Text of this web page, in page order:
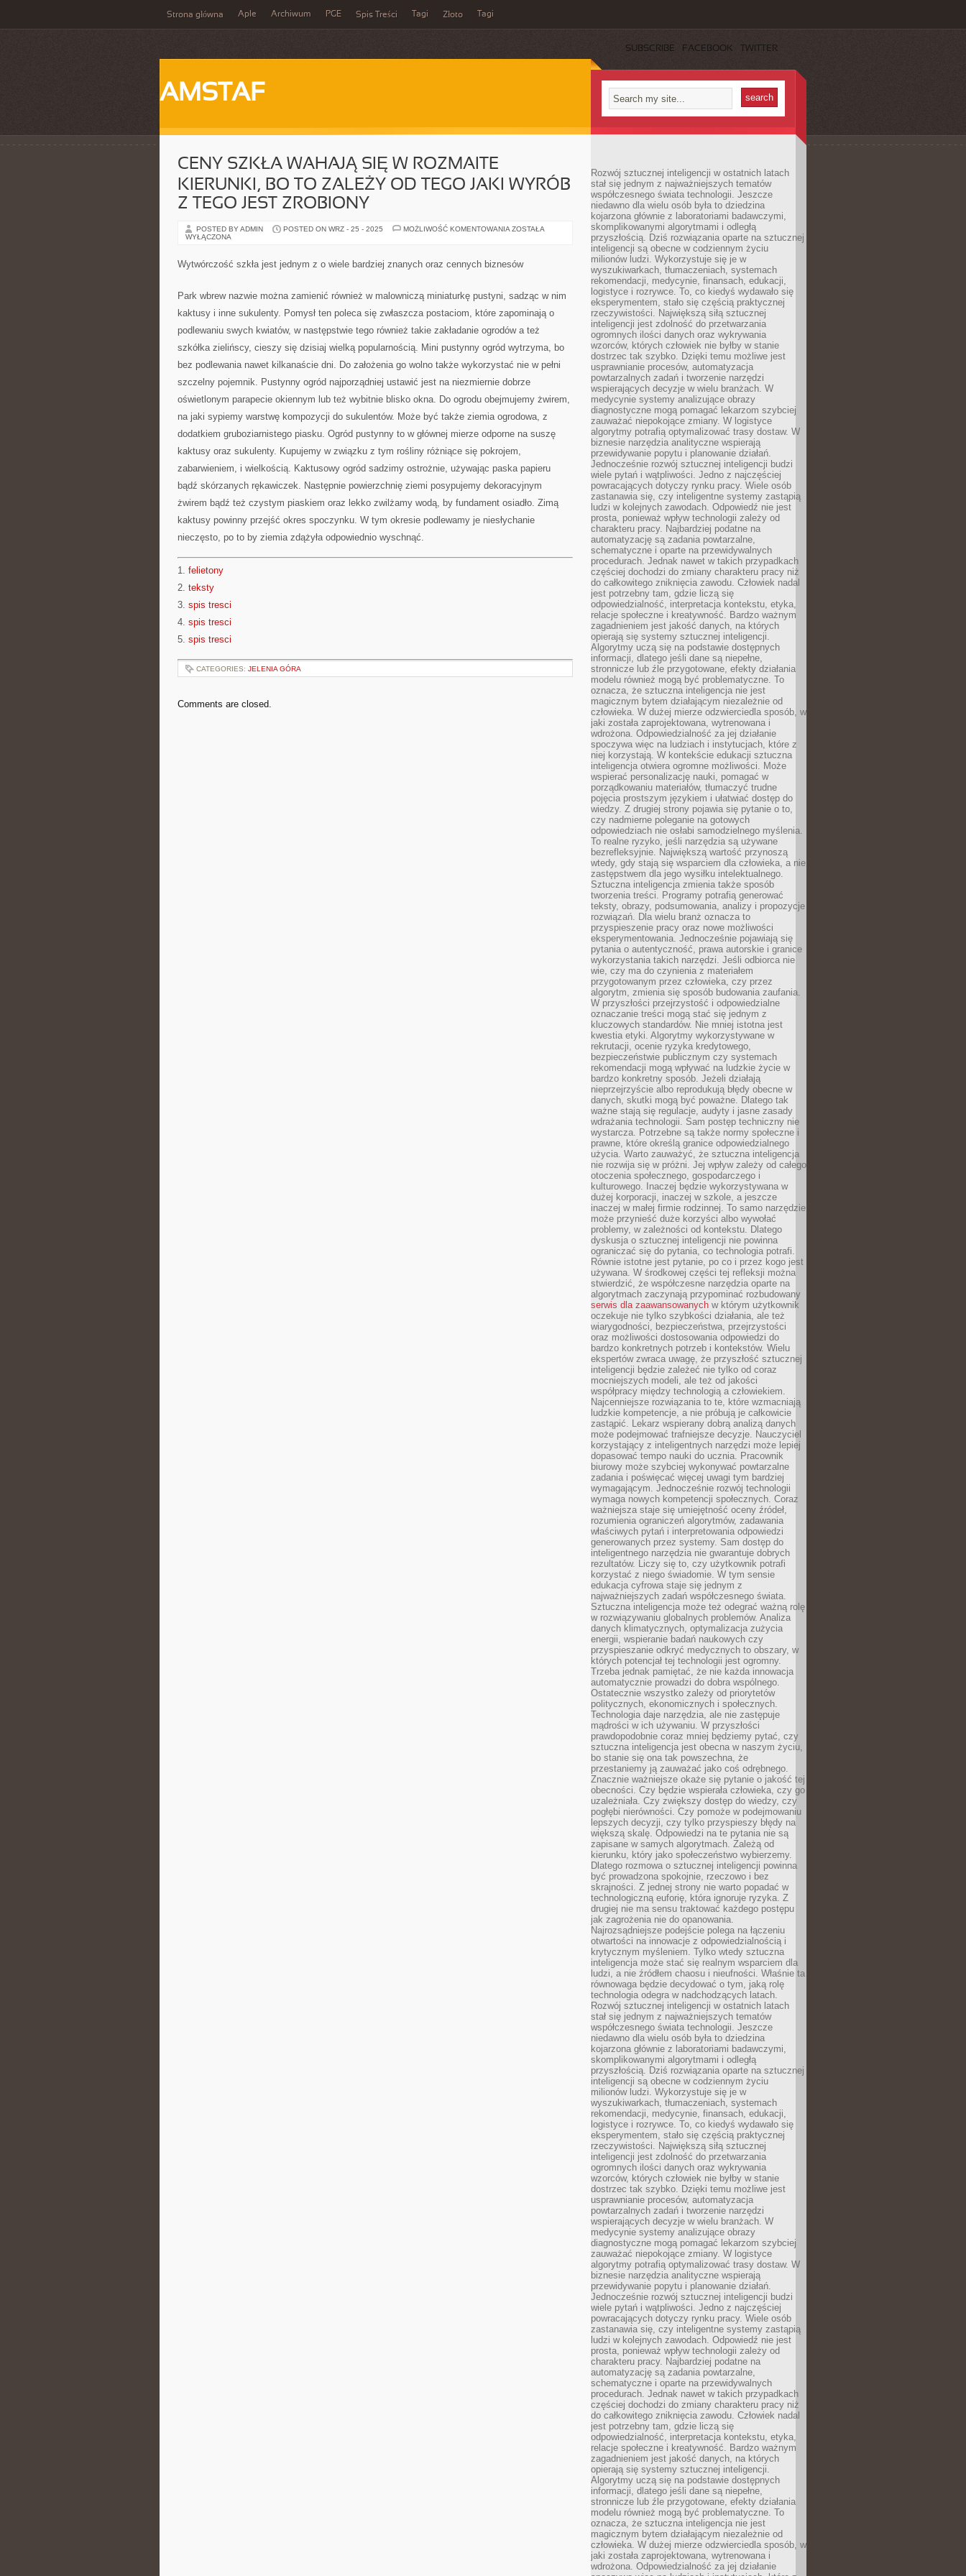
Strona główna Aple Archiwum PGE Spis Treści Tagi Złoto Tagi
SUBSCRIBE FACEBOOK TWITTER
AMSTAF
CENY SZKŁA WAHAJĄ SIĘ W ROZMAITE
KIERUNKI, BO TO ZALEŻY OD TEGO JAKI WYRÓB
Z TEGO JEST ZROBIONY
POSTED BY ADMIN POSTED ON WRZ - 25 - 2025 MOŻLIWOŚĆ KOMENTOWANIA CENY
W
ROZMAITE
ZALEŻY
TEGO
WYRÓB
TEGO
JEST
ZROBIONY
ZOSTAŁA
WYŁĄCZONA
Wytwórczość szkła jest jednym z o wiele bardziej znanych oraz cennych biznesów
Park wbrew nazwie można zamienić również w malowniczą miniaturkę pustyni, sadząc w nim
kaktusy i inne sukulenty. Pomysł ten poleca się zwłaszcza postaciom, które zapominają o
podlewaniu swych kwiatów, w następstwie tego również takie zakładanie ogrodów a też
szkółka zielińscy, cieszy się dzisiaj wielką popularnością. Mini pustynny ogród wytrzyma, bo
bez podlewania nawet kilkanaście dni. Do założenia go wolno także wykorzystać nie w pełni
szczelny pojemnik. Pustynny ogród najporządniej ustawić jest na niezmiernie dobrze
oświetlonym parapecie okiennym lub też wybitnie blisko okna. Do ogrodu obejmujemy żwirem,
na jaki sypiemy warstwę kompozycji do sukulentów. Może być także ziemia ogrodowa, z
dodatkiem gruboziarnistego piasku. Ogród pustynny to w głównej mierze odporne na suszę
kaktusy oraz sukulenty. Kupujemy w związku z tym rośliny różniące się pokrojem,
zabarwieniem, i wielkością. Kaktusowy ogród sadzimy ostrożnie, używając paska papieru
bądź skórzanych rękawiczek. Następnie powierzchnię ziemi posypujemy dekoracyjnym
żwirem bądź też czystym piaskiem oraz lekko zwilżamy wodą, by fundament osiadło. Zimą
kaktusy powinny przejść okres spoczynku. W tym okresie podlewamy je niesłychanie
nieczęsto, po to by ziemia zdążyła odpowiednio wyschnąć.
1. felietony
2. teksty
3. spis tresci
4. spis tresci
5. spis tresci
CATEGORIES: JELENIA GÓRA
Comments are closed.
Rozwój sztucznej inteligencji w ostatnich latach
stał się jednym z najważniejszych tematów
współczesnego świata technologii. Jeszcze
niedawno dla wielu osób była to dziedzina
kojarzona głównie z laboratoriami badawczymi,
skomplikowanymi algorytmami i odległą
przyszłością. Dziś rozwiązania oparte na sztucznej
inteligencji są obecne w codziennym życiu
milionów ludzi. Wykorzystuje się je w
wyszukiwarkach, tłumaczeniach, systemach
rekomendacji, medycynie, finansach, edukacji,
logistyce i rozrywce. To, co kiedyś wydawało się
eksperymentem, stało się częścią praktycznej
rzeczywistości. Największą siłą sztucznej
inteligencji jest zdolność do przetwarzania
ogromnych ilości danych oraz wykrywania
wzorców, których człowiek nie byłby w stanie
dostrzec tak szybko. Dzięki temu możliwe jest
usprawnianie procesów, automatyzacja
powtarzalnych zadań i tworzenie narzędzi
wspierających decyzje w wielu branżach. W
medycynie systemy analizujące obrazy
diagnostyczne mogą pomagać lekarzom szybciej
zauważać niepokojące zmiany. W logistyce
algorytmy potrafią optymalizować trasy dostaw. W
biznesie narzędzia analityczne wspierają
przewidywanie popytu i planowanie działań.
Jednocześnie rozwój sztucznej inteligencji budzi
wiele pytań i wątpliwości. Jedno z najczęściej
powracających dotyczy rynku pracy. Wiele osób
zastanawia się, czy inteligentne systemy zastąpią
ludzi w kolejnych zawodach. Odpowiedź nie jest
prosta, ponieważ wpływ technologii zależy od
charakteru pracy. Najbardziej podatne na
automatyzację są zadania powtarzalne,
schematyczne i oparte na przewidywalnych
procedurach. Jednak nawet w takich przypadkach
częściej dochodzi do zmiany charakteru pracy niż
do całkowitego zniknięcia zawodu. Człowiek nadal
jest potrzebny tam, gdzie liczą się
odpowiedzialność, interpretacja kontekstu, etyka,
relacje społeczne i kreatywność. Bardzo ważnym
zagadnieniem jest jakość danych, na których
opierają się systemy sztucznej inteligencji.
Algorytmy uczą się na podstawie dostępnych
informacji, dlatego jeśli dane są niepełne,
stronnicze lub źle przygotowane, efekty działania
modelu również mogą być problematyczne. To
oznacza, że sztuczna inteligencja nie jest
magicznym bytem działającym niezależnie od
człowieka. W dużej mierze odzwierciedla sposób, w
jaki została zaprojektowana, wytrenowana i
wdrożona. Odpowiedzialność za jej działanie
spoczywa więc na ludziach i instytucjach, które z
niej korzystają. W kontekście edukacji sztuczna
inteligencja otwiera ogromne możliwości. Może
wspierać personalizację nauki, pomagać w
porządkowaniu materiałów, tłumaczyć trudne
pojęcia prostszym językiem i ułatwiać dostęp do
wiedzy. Z drugiej strony pojawia się pytanie o to,
czy nadmierne poleganie na gotowych
odpowiedziach nie osłabi samodzielnego myślenia.
To realne ryzyko, jeśli narzędzia są używane
bezrefleksyjnie. Największą wartość przynoszą
wtedy, gdy stają się wsparciem dla człowieka, a nie
zastępstwem dla jego wysiłku intelektualnego.
Sztuczna inteligencja zmienia także sposób
tworzenia treści. Programy potrafią generować
teksty, obrazy, podsumowania, analizy i propozycje
rozwiązań. Dla wielu branż oznacza to
przyspieszenie pracy oraz nowe możliwości
eksperymentowania. Jednocześnie pojawiają się
pytania o autentyczność, prawa autorskie i granice
wykorzystania takich narzędzi. Jeśli odbiorca nie
wie, czy ma do czynienia z materiałem
przygotowanym przez człowieka, czy przez
algorytm, zmienia się sposób budowania zaufania.
W przyszłości przejrzystość i odpowiedzialne
oznaczanie treści mogą stać się jednym z
kluczowych standardów. Nie mniej istotna jest
kwestia etyki. Algorytmy wykorzystywane w
rekrutacji, ocenie ryzyka kredytowego,
bezpieczeństwie publicznym czy systemach
rekomendacji mogą wpływać na ludzkie życie w
bardzo konkretny sposób. Jeżeli działają
nieprzejrzyście albo reprodukują błędy obecne w
danych, skutki mogą być poważne. Dlatego tak
ważne stają się regulacje, audyty i jasne zasady
wdrażania technologii. Sam postęp techniczny nie
wystarcza. Potrzebne są także normy społeczne i
prawne, które określą granice odpowiedzialnego
użycia. Warto zauważyć, że sztuczna inteligencja
nie rozwija się w próżni. Jej wpływ zależy od całego
otoczenia społecznego, gospodarczego i
kulturowego. Inaczej będzie wykorzystywana w
dużej korporacji, inaczej w szkole, a jeszcze
inaczej w małej firmie rodzinnej. To samo narzędzie
może przynieść duże korzyści albo wywołać
problemy, w zależności od kontekstu. Dlatego
dyskusja o sztucznej inteligencji nie powinna
ograniczać się do pytania, co technologia potrafi.
Równie istotne jest pytanie, po co i przez kogo jest
używana. W środkowej części tej refleksji można
stwierdzić, że współczesne narzędzia oparte na
algorytmach zaczynają przypominać rozbudowany
serwis dla zaawansowanych w którym użytkownik
oczekuje nie tylko szybkości działania, ale też
wiarygodności, bezpieczeństwa, przejrzystości
oraz możliwości dostosowania odpowiedzi do
bardzo konkretnych potrzeb i kontekstów. Wielu
ekspertów zwraca uwagę, że przyszłość sztucznej
inteligencji będzie zależeć nie tylko od coraz
mocniejszych modeli, ale też od jakości
współpracy między technologią a człowiekiem.
Najcenniejsze rozwiązania to te, które wzmacniają
ludzkie kompetencje, a nie próbują je całkowicie
zastąpić. Lekarz wspierany dobrą analizą danych
może podejmować trafniejsze decyzje. Nauczyciel
korzystający z inteligentnych narzędzi może lepiej
dopasować tempo nauki do ucznia. Pracownik
biurowy może szybciej wykonywać powtarzalne
zadania i poświęcać więcej uwagi tym bardziej
wymagającym. Jednocześnie rozwój technologii
wymaga nowych kompetencji społecznych. Coraz
ważniejsza staje się umiejętność oceny źródeł,
rozumienia ograniczeń algorytmów, zadawania
właściwych pytań i interpretowania odpowiedzi
generowanych przez systemy. Sam dostęp do
inteligentnego narzędzia nie gwarantuje dobrych
rezultatów. Liczy się to, czy użytkownik potrafi
korzystać z niego świadomie. W tym sensie
edukacja cyfrowa staje się jednym z
najważniejszych zadań współczesnego świata.
Sztuczna inteligencja może też odegrać ważną rolę
w rozwiązywaniu globalnych problemów. Analiza
danych klimatycznych, optymalizacja zużycia
energii, wspieranie badań naukowych czy
przyspieszanie odkryć medycznych to obszary, w
których potencjał tej technologii jest ogromny.
Trzeba jednak pamiętać, że nie każda innowacja
automatycznie prowadzi do dobra wspólnego.
Ostatecznie wszystko zależy od priorytetów
politycznych, ekonomicznych i społecznych.
Technologia daje narzędzia, ale nie zastępuje
mądrości w ich używaniu. W przyszłości
prawdopodobnie coraz mniej będziemy pytać, czy
sztuczna inteligencja jest obecna w naszym życiu,
bo stanie się ona tak powszechna, że
przestaniemy ją zauważać jako coś odrębnego.
Znacznie ważniejsze okaże się pytanie o jakość tej
obecności. Czy będzie wspierała człowieka, czy go
uzależniała. Czy zwiększy dostęp do wiedzy, czy
pogłębi nierówności. Czy pomoże w podejmowaniu
lepszych decyzji, czy tylko przyspieszy błędy na
większą skalę. Odpowiedzi na te pytania nie są
zapisane w samych algorytmach. Zależą od
kierunku, który jako społeczeństwo wybierzemy.
Dlatego rozmowa o sztucznej inteligencji powinna
być prowadzona spokojnie, rzeczowo i bez
skrajności. Z jednej strony nie warto popadać w
technologiczną euforię, która ignoruje ryzyka. Z
drugiej nie ma sensu traktować każdego postępu
jak zagrożenia nie do opanowania.
Najrozsądniejsze podejście polega na łączeniu
otwartości na innowacje z odpowiedzialnością i
krytycznym myśleniem. Tylko wtedy sztuczna
inteligencja może stać się realnym wsparciem dla
ludzi, a nie źródłem chaosu i nieufności. Właśnie ta
równowaga będzie decydować o tym, jaką rolę
technologia odegra w nadchodzących latach.
Rozwój sztucznej inteligencji w ostatnich latach
stał się jednym z najważniejszych tematów
współczesnego świata technologii. Jeszcze
niedawno dla wielu osób była to dziedzina
kojarzona głównie z laboratoriami badawczymi,
skomplikowanymi algorytmami i odległą
przyszłością. Dziś rozwiązania oparte na sztucznej
inteligencji są obecne w codziennym życiu
milionów ludzi. Wykorzystuje się je w
wyszukiwarkach, tłumaczeniach, systemach
rekomendacji, medycynie, finansach, edukacji,
logistyce i rozrywce. To, co kiedyś wydawało się
eksperymentem, stało się częścią praktycznej
rzeczywistości. Największą siłą sztucznej
inteligencji jest zdolność do przetwarzania
ogromnych ilości danych oraz wykrywania
wzorców, których człowiek nie byłby w stanie
dostrzec tak szybko. Dzięki temu możliwe jest
usprawnianie procesów, automatyzacja
powtarzalnych zadań i tworzenie narzędzi
wspierających decyzje w wielu branżach. W
medycynie systemy analizujące obrazy
diagnostyczne mogą pomagać lekarzom szybciej
zauważać niepokojące zmiany. W logistyce
algorytmy potrafią optymalizować trasy dostaw. W
biznesie narzędzia analityczne wspierają
przewidywanie popytu i planowanie działań.
Jednocześnie rozwój sztucznej inteligencji budzi
wiele pytań i wątpliwości. Jedno z najczęściej
powracających dotyczy rynku pracy. Wiele osób
zastanawia się, czy inteligentne systemy zastąpią
ludzi w kolejnych zawodach. Odpowiedź nie jest
prosta, ponieważ wpływ technologii zależy od
charakteru pracy. Najbardziej podatne na
automatyzację są zadania powtarzalne,
schematyczne i oparte na przewidywalnych
procedurach. Jednak nawet w takich przypadkach
częściej dochodzi do zmiany charakteru pracy niż
do całkowitego zniknięcia zawodu. Człowiek nadal
jest potrzebny tam, gdzie liczą się
odpowiedzialność, interpretacja kontekstu, etyka,
relacje społeczne i kreatywność. Bardzo ważnym
zagadnieniem jest jakość danych, na których
opierają się systemy sztucznej inteligencji.
Algorytmy uczą się na podstawie dostępnych
informacji, dlatego jeśli dane są niepełne,
stronnicze lub źle przygotowane, efekty działania
modelu również mogą być problematyczne. To
oznacza, że sztuczna inteligencja nie jest
magicznym bytem działającym niezależnie od
człowieka. W dużej mierze odzwierciedla sposób, w
jaki została zaprojektowana, wytrenowana i
wdrożona. Odpowiedzialność za jej działanie